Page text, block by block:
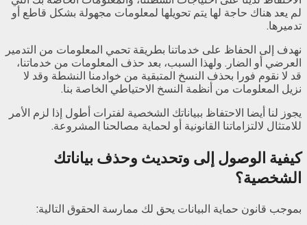
لم يعد هناك حاجة لها يتم تحويلها لمعلومات مجهولة بشكل قاطع أو
تدميرها.
نهدف إلى الحفاظ على خدماتنا بطريقة تحمي المعلومات من التدمير
العرضي أو الضار. ولهذا السبب، بعد حذف المعلومات من خدماتنا،
قد لا نقوم فورا بحذف النسخ المتبقية من خوادمنا النشطة وقد لا
نزيل المعلومات من أنظمة النسخ الاحتياطي الخاصة بنا.
يجوز لنا أيضا الاحتفاظ ببياناتك الشخصية لفترات أطول إذا لزم الأمر
للامتثال لالتزاماتنا القانونية أو لحماية مصالحنا المشروعة.
كيفية الوصول إلى وتحديث وحذف بياناتك
الشخصية؟
بموجب قانون حماية البيانات يحق لك ممارسة الحقوق التالية: